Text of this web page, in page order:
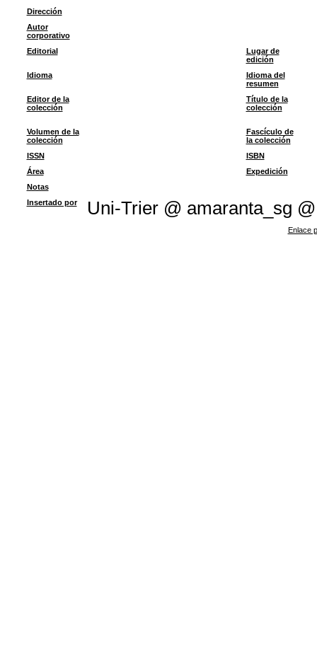
Dirección
Autor
corporativo
Editorial
Lugar de
edición
Idioma
Idioma del
resumen
Editor de la
colección
Título de la
colección
Volumen de la
colección
Fascículo de
la colección
ISSN
ISBN
Área
Expedición
Notas
Insertado por
Uni-Trier @ amaranta_sg @
Enlace